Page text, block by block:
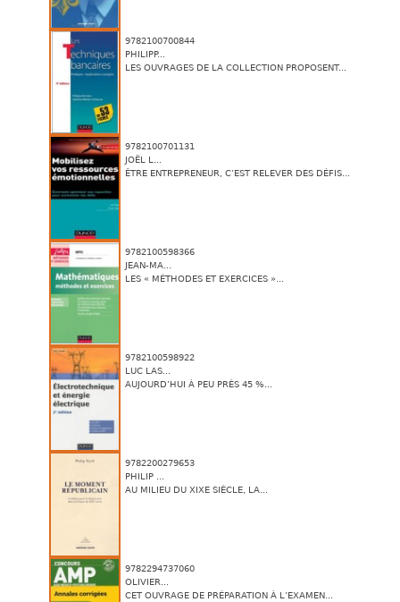
9782100700844
PHILIPP...
LES OUVRAGES DE LA COLLECTION PROPOSENT...
9782100701131
JOËL L...
ÊTRE ENTREPRENEUR, C’EST RELEVER DES DÉFIS...
9782100598366
JEAN-MA...
LES « MÉTHODES ET EXERCICES »...
9782100598922
LUC LAS...
AUJOURD’HUI À PEU PRÈS 45 %...
9782200279653
PHILIP ...
AU MILIEU DU XIXE SIÈCLE, LA...
9782294737060
OLIVIER...
CET OUVRAGE DE PRÉPARATION À L’EXAMEN...